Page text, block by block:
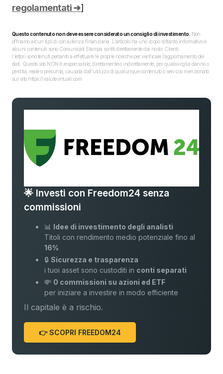
regolamentati ➜]
Questo contenuto non deve essere considerato un consiglio di investimento. Non
offriamo alcun tipo di consulenza finanziaria. L’articolo ha uno scopo soltanto informativo e
alcuni contenuti sono Comunicati Stampa scritti direttamente dai nostri Clienti.
I lettori sono tenuti pertanto a effettuare le proprie ricerche per verificare l’aggiornamento dei
dati. Questo sito NON è responsabile, direttamente o indirettamente, per qualsivoglia danno o
perdita, reale o presunta, causata dall'utilizzo di qualunque contenuto o servizio menzionato
sul sito https://valutevirtuali.com.
🌟 Investi con Freedom24 senza
commissioni
📊 Idee di investimento degli analisti
Titoli con rendimento medio potenziale fino al
16%
🔒Sicurezza e trasparenza
i tuoi asset sono custoditi in conti separati
💸 0 commissioni su azioni ed ETF
per iniziare a investire in modo efficiente
Il capitale è a rischio.
👉 SCOPRI FREEDOM24